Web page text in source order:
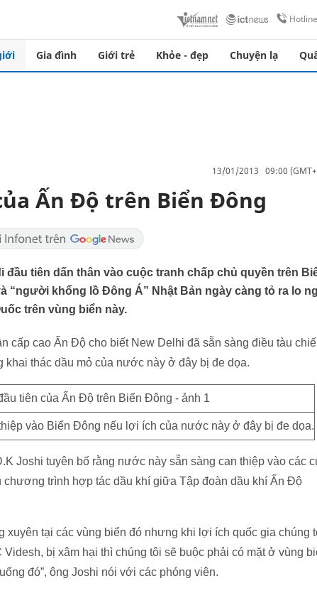
Gia đình Giới trẻ Khỏe - đẹp Chuyện lạ
13/01/2013 09:00
Ấn Độ trên Biển Đông
tiên dấn thân vào cuộc tranh chấp chủ quyền trên
“người khổng lồ Đông Á” Nhật Bản ngày càng tỏ ra lo
trên vùng biển này.
cấp cao Ấn Độ cho biết New Delhi đã sẵn sàng điều tàu
thác dầu mỏ của nước này ở đây bị đe dọa.
vào Biển Đông nếu lợi ích của nước này ở đây bị đe dọa.
Joshi tuyên bố rằng nước này sẵn sàng can thiệp vào các
trình hợp tác dầu khí giữa Tập đoàn dầu khí Ấn Độ
xuyên tại các vùng biển đó nhưng khi lợi ích quốc gia chúng
bị xâm hại thì chúng tôi sẽ buộc phải có mặt ở vùng
đó”, ông Joshi nói với các phóng viên.